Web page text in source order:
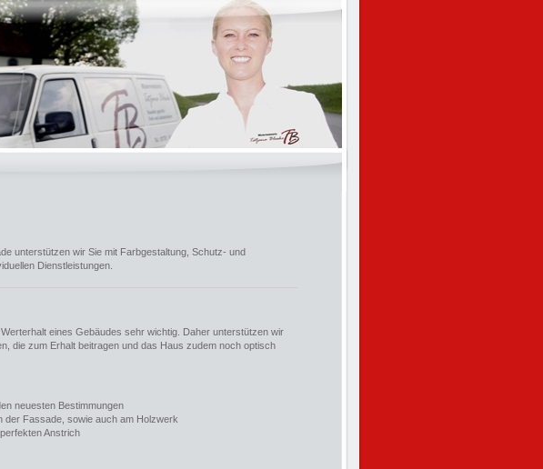
unterstützen wir Sie mit Farbgestaltung, Schutz- und
Dienstleistungen.
eines Gebäudes sehr wichtig. Daher unterstützen wir
die zum Erhalt beitragen und das Haus zudem noch optisch
neuesten Bestimmungen
der Fassade, sowie auch am Holzwerk
Anstrich